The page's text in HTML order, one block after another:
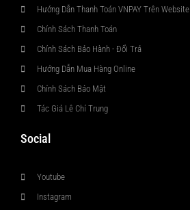
Hướng Dẫn Thanh Toán VNPAY Trên Website
Chính Sách Thanh Toán
Chính Sách Bảo Hành - Đổi Trả
Hướng Dẫn Mua Hàng Online
Chính Sách Bảo Mật
Tác Giả Lê Chí Trung
Social
Youtube
Instagram